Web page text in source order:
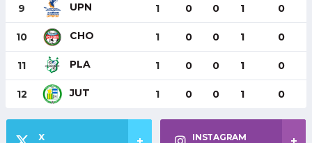
9 UPN 1 0 0 1 0
10 CHO 1 0 0 1 0
11 PLA 1 0 0 1 0
12 JUT 1 0 0 1 0
X INSTAGRAM